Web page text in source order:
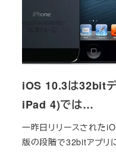
iOS 10.3は32bit
iPad 4)では…
一昨日リリースされた
版の段階で32bitアプリ